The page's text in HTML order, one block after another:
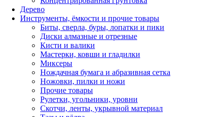
Дерево
Инструменты, ёмкости и прочие товары
Биты, сверла, буры, лопатки и пики
Диски алмазные и отрезные
Кисти и валики
Мастерки, ковши и гладилки
Миксеры
Нождачная бумага и абразивная сетка
Ножовки, пилки и ножи
Прочие товары
Рулетки, угольники, уровни
Скотчи, ленты, укрывной материал